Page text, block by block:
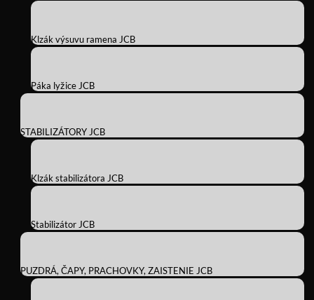
Klzák výsuvu ramena JCB
Páka lyžice JCB
STABILIZÁTORY JCB
Klzák stabilizátora JCB
Stabilizátor JCB
PUZDRÁ, ČAPY, PRACHOVKY, ZAISTENIE JCB